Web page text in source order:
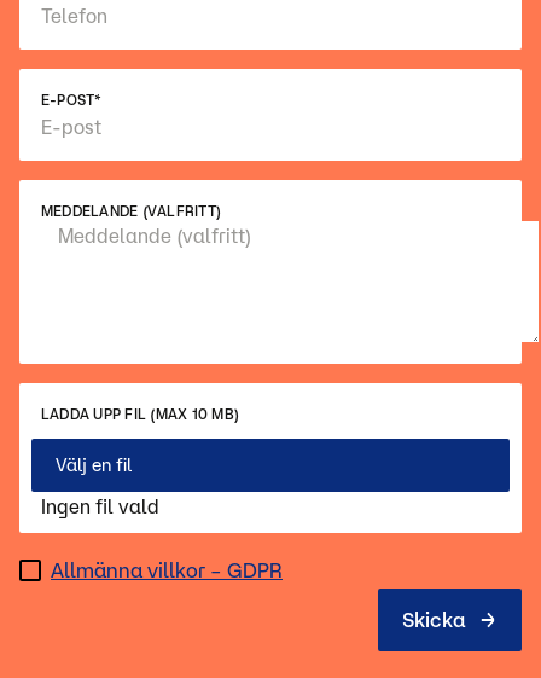
E-POST*
MEDDELANDE (VALFRITT)
LADDA UPP FIL (MAX 10 MB)
Välj en fil
Ingen fil vald
Allmänna villkor – GDPR